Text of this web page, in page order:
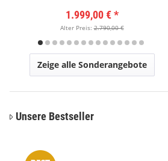
1.999,00 € *
Alter Preis:2.790,00 €
Zeige alle Sonderangebote
Unsere Bestseller